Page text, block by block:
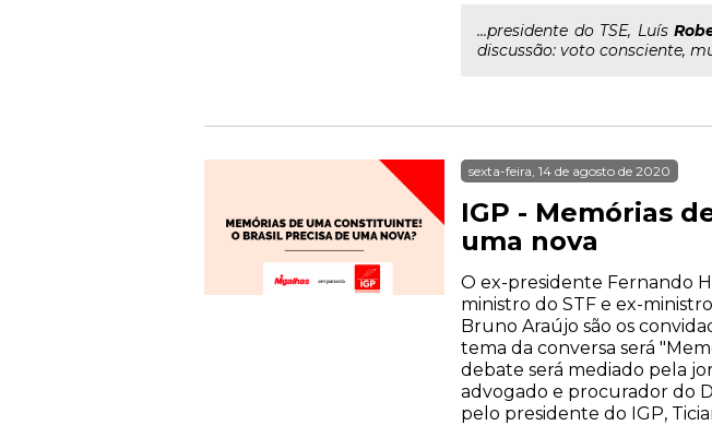
...presidente do TSE, Luís
discussão: voto consciente,
sexta-feira, 14 de agosto de 2020
IGP - Memórias
uma nova
O ex-presidente Fernando
ministro do STF e ex-
Bruno Araújo são os
tema da conversa será
debate será mediado pela
advogado e procurador do
pelo presidente do IGP,